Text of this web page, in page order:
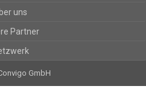
uns
Partner
GmbH